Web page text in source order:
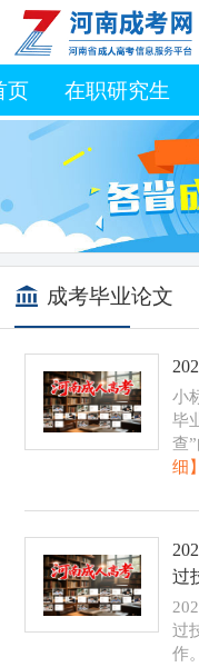
页 在职研究生
成考毕业论文
小
毕
查
细】
过
过
作